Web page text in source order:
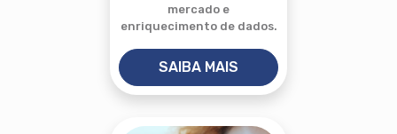
mercado e
enriquecimento de dados.
SAIBA MAIS